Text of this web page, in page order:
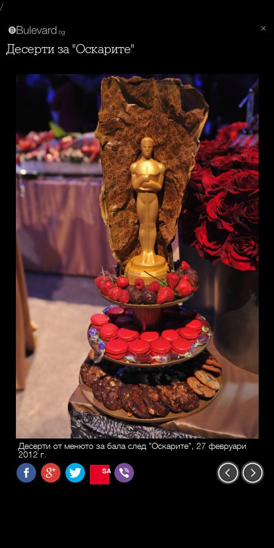
/
Десерти за "Оскарите"
Десерти от менюто за бала след "Оскарите", 27 февруари
2012 г.
SAVE